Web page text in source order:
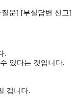
문] [부실답변 신고]
.
있다는 것입니다.
겁니다.